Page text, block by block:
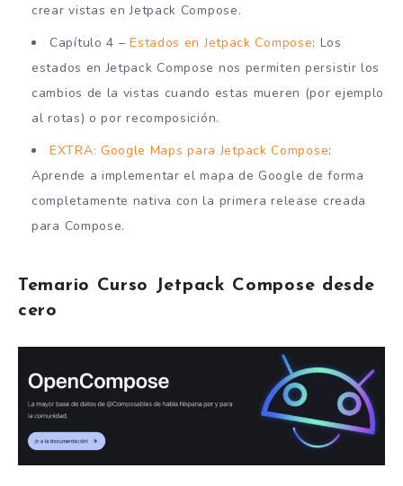
crear vistas en Jetpack Compose.
Capítulo 4 –Estados en Jetpack Compose: Los
estados en Jetpack Compose nos permiten persistir los
cambios de la vistas cuando estas mueren (por ejemplo
al rotas) o por recomposición.
EXTRA: Google Maps para Jetpack Compose:
Aprende a implementar el mapa de Google de forma
completamente nativa con la primera release creada
para Compose.
Temario Curso Jetpack Compose desde
cero